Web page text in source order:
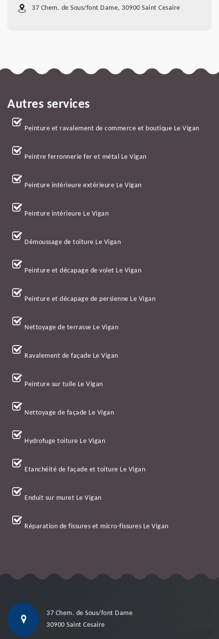
37 Chem. de Sous/font Dame, 30900 Saint Cesaire
Autres services
Peinture et ravalement de commerce et boutique Le Vigan
Peintre ferronnerie fer et métal Le Vigan
Peinture intérieure extérieure Le Vigan
Peinture intérieure Le Vigan
Démoussage de toiture Le Vigan
Peinture et décapage de volet Le Vigan
Peinture et décapage de persienne Le Vigan
Nettoyage de terrasse Le Vigan
Ravalement de façade Le Vigan
Peinture sur tuile Le Vigan
Nettoyage de façade Le Vigan
Hydrofuge toiture Le Vigan
Etanchéité de façade et toiture Le Vigan
Enduit sur muret Le Vigan
Réparation de fissures et micro-fissures Le Vigan
37 Chem. de Sous/font Dame
30900 Saint Cesaire